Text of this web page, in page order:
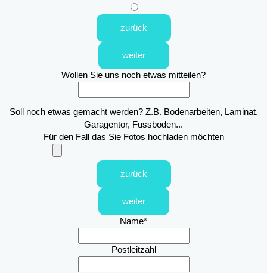
zurück
weiter
Wollen Sie uns noch etwas mitteilen?
Soll noch etwas gemacht werden? Z.B. Bodenarbeiten, Laminat,
Garagentor, Fussboden...
Für den Fall das Sie Fotos hochladen möchten
zurück
weiter
Name*
Postleitzahl